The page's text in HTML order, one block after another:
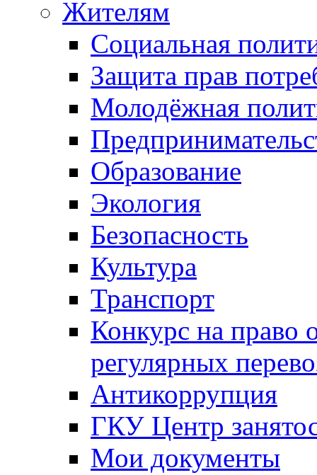
Жителям
Социальная
Защита прав
Молодёжная
Образование
Экология
Безопасность
Культура
Транспорт
Конкурс на право
регулярных
Антикоррупция
ГКУ Центр
Мои документы